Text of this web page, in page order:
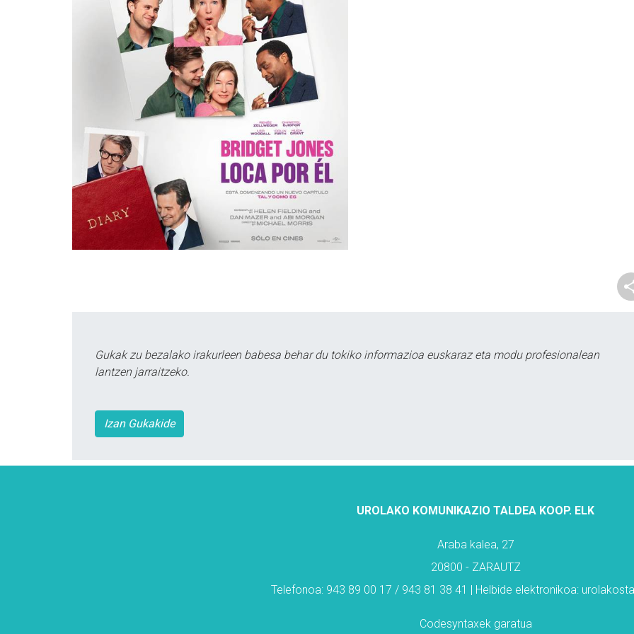
Gukak zu bezalako irakurleen babesa behar du tokiko informazioa euskaraz eta modu profesionalean
lantzen jarraitzeko.
Izan Gukakide
UROLAKO KOMUNIKAZIO TALDEA KOOP. ELK
Araba kalea, 27
20800 - ZARAUTZ
Telefonoa: 943 89 00 17 / 943 81 38 41 | Helbide elektronikoa:
Codesyntaxek garatua